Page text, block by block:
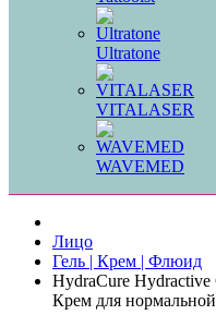
Ultratone
VITALASER
WAVEMED
Лицо
Гель | Крем | Флюид
HydraCure
Крем для